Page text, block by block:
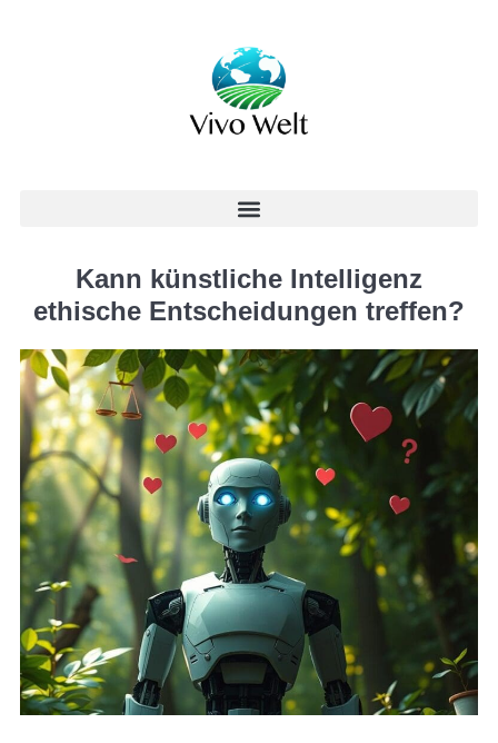
Kann künstliche Intelligenz
ethische Entscheidungen treffen?